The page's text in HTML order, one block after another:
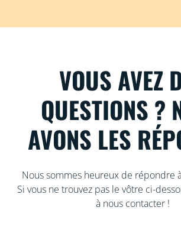
VOUS AVEZ
QUESTIONS ?
AVONS LES
Nous sommes heureux de répondre
Si vous ne trouvez pas le vôtre ci-
à nous contacter !